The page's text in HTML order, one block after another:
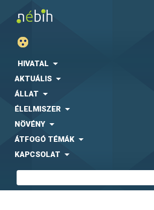
HIVATAL
AKTUÁLIS
ÁLLAT
ÉLELMISZER
NÖVÉNY
ÁTFOGÓ TÉMÁK
KAPCSOLAT